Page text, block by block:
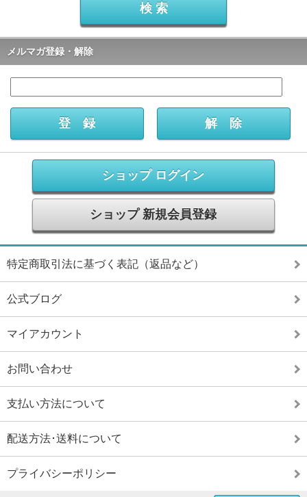
メルマガ登録・解除
ショップ ログイン
ショップ 新規会員登録
特定商取引法に基づく表記（返品など）
公式ブログ
マイアカウント
お問い合わせ
支払い方法について
配送方法･送料について
プライバシーポリシー